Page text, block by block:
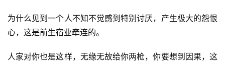
为什么见到一个人不知不觉感到特别讨厌，产生极大的怨恨
心，这是前生宿业牵连的。
人家对你也是这样，无缘无故给你两枪，你要想到因果，这